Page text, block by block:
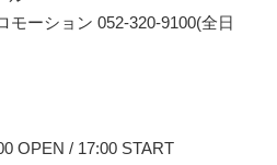
モーション 052-320-9100(全日
OPEN / 17:00 START